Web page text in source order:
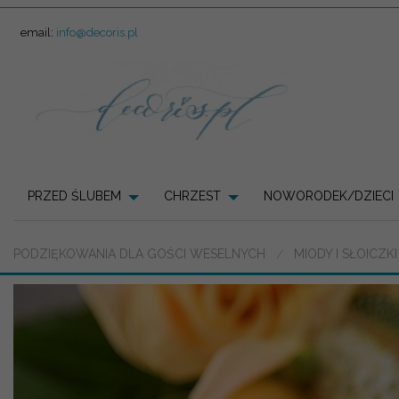
email: info@decoris.pl
PRZED ŚLUBEM CHRZEST NOWORODEK/DZIECI
PODZIĘKOWANIA DLA GOŚCI WESELNYCH MIODY I